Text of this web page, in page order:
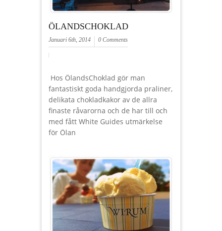
ÖLANDSCHOKLAD
Januari 6th, 2014 0 Comments
Hos ÖlandsChoklad gör man
fantastiskt goda handgjorda praliner,
delikata chokladkakor av de allra
finaste råvarorna och de har till och
med fått White Guides utmärkelse
för Ölan